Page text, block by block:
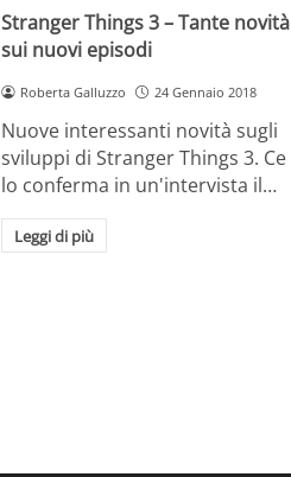
Stranger Things 3 – Tante novità
sui nuovi episodi
Roberta Galluzzo 24 Gennaio 2018
Nuove interessanti novità sugli
sviluppi di Stranger Things 3. Ce
lo conferma in un'intervista il…
Leggi di più